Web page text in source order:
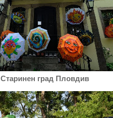
Старинен град Пловдив